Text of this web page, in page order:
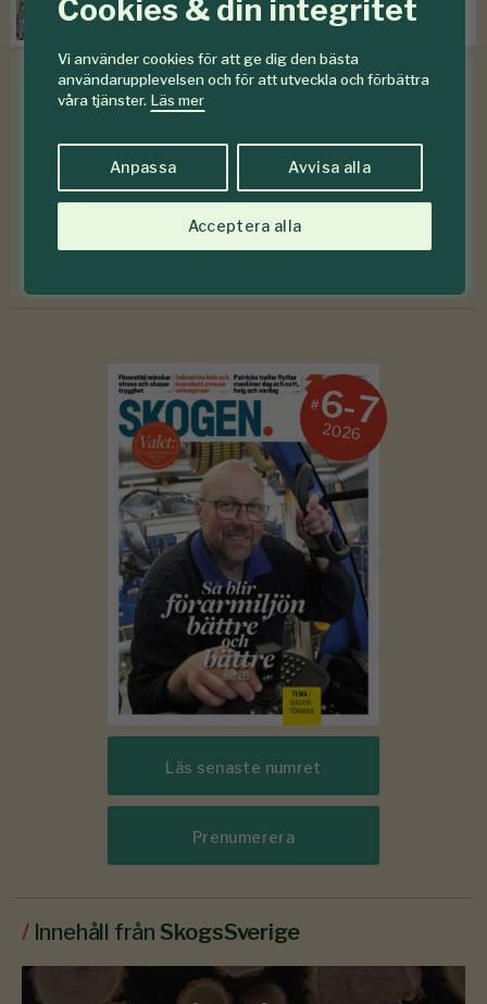
Cookies & din integritet
Vi använder cookies för att ge dig den bästa
användarupplevelsen och för att utveckla och förbättra
våra tjänster. Läs mer
Anpassa Avvisa alla
Acceptera alla
Prissänkningar hos Mellanskog
Medlemsförmåner
Som medlem iFöreningen Skogenfår du en rad
medlemsförmånerför mindre än en krona om
#6-7
2026
Läs senaste numret
Prenumerera
/ Innehåll från SkogsSverige